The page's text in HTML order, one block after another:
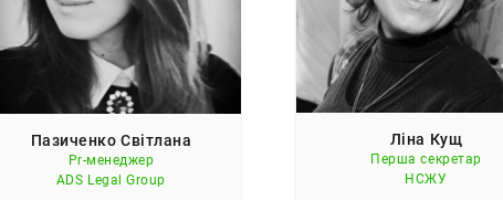
Пазиченко Світлана
Pr-менеджер
ADS Legal Group
Ліна Кущ
Перша секретар
НСЖУ